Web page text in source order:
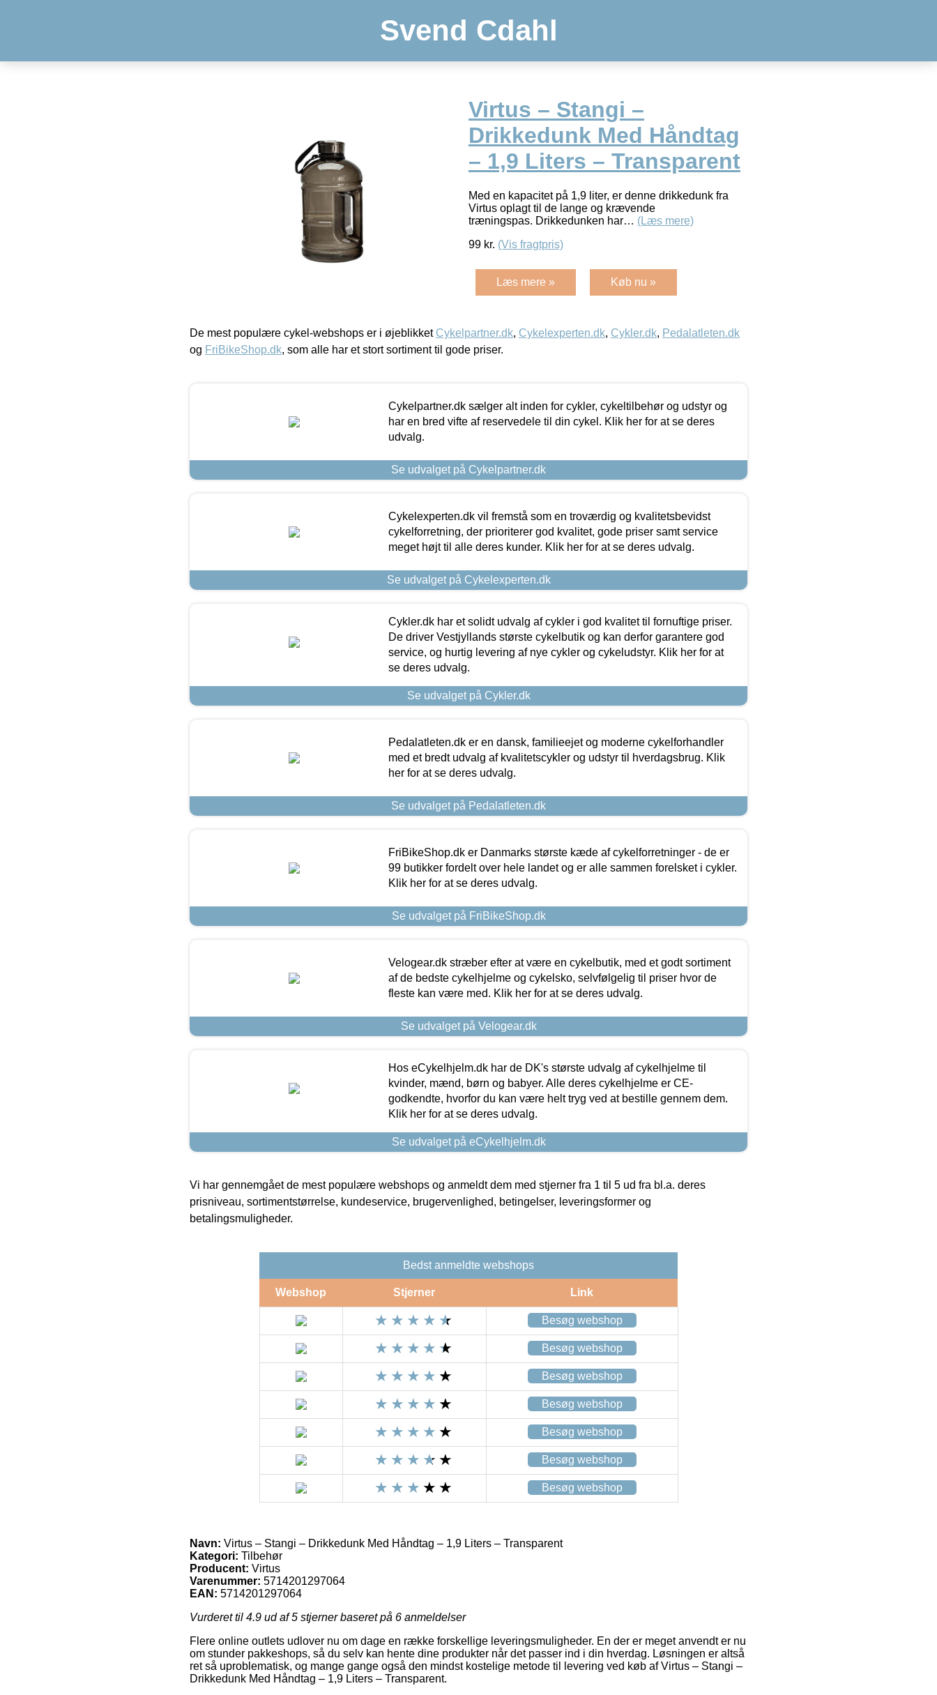
Svend Cdahl
Virtus – Stangi –
Drikkedunk Med Håndtag
– 1,9 Liters – Transparent
Med en kapacitet på 1,9 liter, er denne drikkedunk fra
Virtus oplagt til de lange og krævende
træningspas. Drikkedunken har… (Læs mere)
99 kr. (Vis fragtpris)
Læs mere » Køb nu »
De mest populære cykel-webshops er i øjeblikket Cykelpartner.dk, Cykelexperten.dk, Cykler.dk, Pedalatleten.dk
og FriBikeShop.dk, som alle har et stort sortiment til gode priser.
Cykelpartner.dk sælger alt inden for cykler, cykeltilbehør og udstyr og
har en bred vifte af reservedele til din cykel. Klik her for at se deres
udvalg.
Se udvalget på Cykelpartner.dk
Cykelexperten.dk vil fremstå som en troværdig og kvalitetsbevidst
cykelforretning, der prioriterer god kvalitet, gode priser samt service
meget højt til alle deres kunder. Klik her for at se deres udvalg.
Se udvalget på Cykelexperten.dk
Cykler.dk har et solidt udvalg af cykler i god kvalitet til fornuftige priser.
De driver Vestjyllands største cykelbutik og kan derfor garantere god
service, og hurtig levering af nye cykler og cykeludstyr. Klik her for at
se deres udvalg.
Se udvalget på Cykler.dk
Pedalatleten.dk er en dansk, familieejet og moderne cykelforhandler
med et bredt udvalg af kvalitetscykler og udstyr til hverdagsbrug. Klik
her for at se deres udvalg.
Se udvalget på Pedalatleten.dk
FriBikeShop.dk er Danmarks største kæde af cykelforretninger - de er
99 butikker fordelt over hele landet og er alle sammen forelsket i cykler.
Klik her for at se deres udvalg.
Se udvalget på FriBikeShop.dk
Velogear.dk stræber efter at være en cykelbutik, med et godt sortiment
af de bedste cykelhjelme og cykelsko, selvfølgelig til priser hvor de
fleste kan være med. Klik her for at se deres udvalg.
Se udvalget på Velogear.dk
Hos eCykelhjelm.dk har de DK's største udvalg af cykelhjelme til
kvinder, mænd, børn og babyer. Alle deres cykelhjelme er CE-
godkendte, hvorfor du kan være helt tryg ved at bestille gennem dem.
Klik her for at se deres udvalg.
Se udvalget på eCykelhjelm.dk
Vi har gennemgået de mest populære webshops og anmeldt dem med stjerner fra 1 til 5 ud fra bl.a. deres
prisniveau, sortimentstørrelse, kundeservice, brugervenlighed, betingelser, leveringsformer og
betalingsmuligheder.
Bedst anmeldte webshops
Webshop Stjerner Link
Besøg webshop
Besøg webshop
Besøg webshop
Besøg webshop
Besøg webshop
Besøg webshop
Besøg webshop
Navn: Virtus – Stangi – Drikkedunk Med Håndtag – 1,9 Liters – Transparent
Kategori: Tilbehør
Producent: Virtus
Varenummer: 5714201297064
EAN: 5714201297064
Vurderet til 4.9 ud af 5 stjerner baseret på 6 anmeldelser
Flere online outlets udlover nu om dage en række forskellige leveringsmuligheder. En der er meget anvendt er nu
om stunder pakkeshops, så du selv kan hente dine produkter når det passer ind i din hverdag. Løsningen er altså
ret så uproblematisk, og mange gange også den mindst kostelige metode til levering ved køb af Virtus – Stangi –
Drikkedunk Med Håndtag – 1,9 Liters – Transparent.